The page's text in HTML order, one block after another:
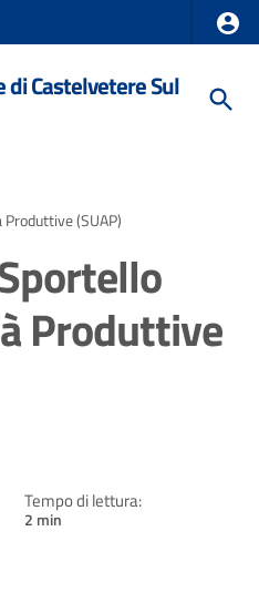
di Castelvetere Sul
(SUAP)
Produttive
Tempo di lettura:
2 min